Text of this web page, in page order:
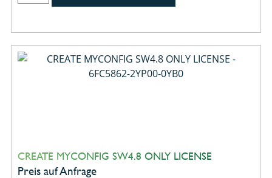
CREATE MYCONFIG SW4.8 ONLY LICENSE
Preis auf Anfrage